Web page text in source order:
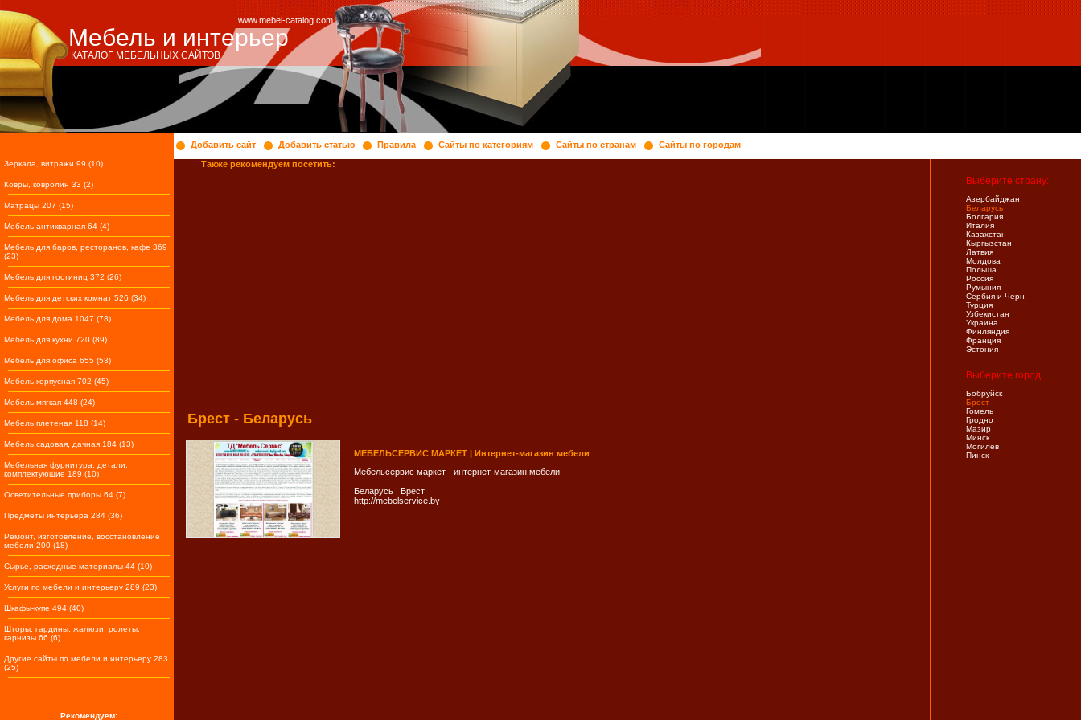
Мебель и интерьер
www.mebel-catalog.com
КАТАЛОГ МЕБЕЛЬНЫХ САЙТОВ
Зеркала, витражи 99 (10)
Ковры, ковролин 33 (2)
Матрацы 207 (15)
Мебель антикварная 64 (4)
Мебель для баров, ресторанов, кафе 369
(23)
Мебель для гостиниц 372 (26)
Мебель для детских комнат 526 (34)
Мебель для дома 1047 (78)
Мебель для кухни 720 (89)
Мебель для офиса 655 (53)
Мебель корпусная 702 (45)
Мебель мягкая 448 (24)
Мебель плетеная 118 (14)
Мебель садовая, дачная 184 (13)
Мебельная фурнитура, детали,
комплектующие 189 (10)
Осветительные приборы 64 (7)
Предметы интерьера 284 (36)
Ремонт, изготовление, восстановление
мебели 200 (18)
Сырье, расходные материалы 44 (10)
Услуги по мебели и интерьеру 289 (23)
Шкафы-купе 494 (40)
Шторы, гардины, жалюзи, ролеты,
карнизы 66 (6)
Другие сайты по мебели и интерьеру 283
(25)
Рекомендуем:
Добавить сайт Добавить статью Правила Сайты по категориям Сайты по странам
Сайты по городам
Также рекомендуем посетить:
Брест - Беларусь
МЕБЕЛЬСЕРВИС МАРКЕТ | Интернет-магазин мебели
Мебельсервис маркет - интернет-магазин мебели
Беларусь | Брест
http://mebelservice.by
Выберите страну:
Азербайджан
Беларусь
Болгария
Италия
Казахстан
Кыргызстан
Латвия
Молдова
Польша
Россия
Румыния
Сербия и Черн.
Турция
Узбекистан
Украина
Финляндия
Франция
Эстония
Выберите город:
Бобруйск
Брест
Гомель
Гродно
Мазир
Минск
Могилёв
Пинск